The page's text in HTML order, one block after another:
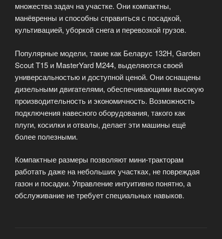
множества задач на участке. Они компактны,
манёвренны и способны справиться с посадкой,
культивацией, уборкой снега и перевозкой грузов.
Популярные модели, такие как Беларус 132Н, Garden
Scout T15 и MasterYard M244, выделяются своей
универсальностью и доступной ценой. Они оснащены
дизельными двигателями, обеспечивающими высокую
производительность и экономичность. Возможность
подключения навесного оборудования, такого как
плуги, косилки и отвалы, делает эти машины ещё
более полезными.
Компактные размеры позволяют мини-тракторам
работать даже на небольших участках, не повреждая
газон и посадки. Управление интуитивно понятно, а
обслуживание не требует специальных навыков.